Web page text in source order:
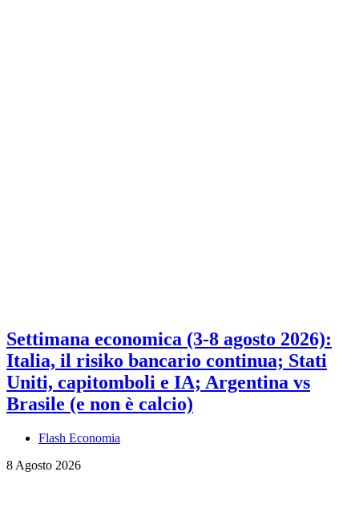
Settimana economica (3-8 agosto 2026):
Italia, il risiko bancario continua; Stati
Uniti, capitomboli e IA; Argentina vs
Brasile (e non è calcio)
Flash Economia
8 Agosto 2026